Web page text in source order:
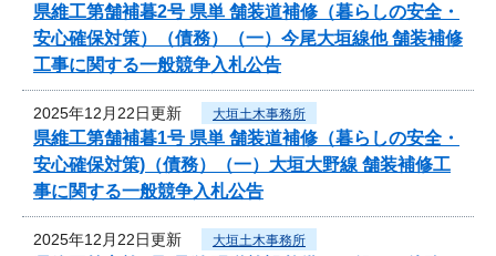
県維工第舗補暮2号 県単 舗装道補修（暮らしの安全・
安心確保対策）（債務）（一）今尾大垣線他 舗装補修
工事に関する一般競争入札公告
2025年12月22日更新 大垣土木事務所
県維工第舗補暮1号 県単 舗装道補修（暮らしの安全・
安心確保対策)（債務）（一）大垣大野線 舗装補修工
事に関する一般競争入札公告
2025年12月22日更新 大垣土木事務所